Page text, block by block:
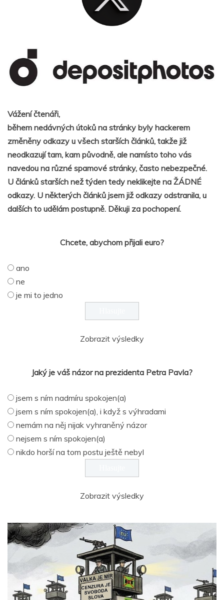
Vážení čtenáři,
během nedávných útoků na stránky byly hackerem
změněny odkazy u všech starších článků, takže již
neodkazují tam, kam původně, ale namísto toho vás
navedou na různé spamové stránky, často nebezpečné.
U článků starších než týden tedy neklikejte na ŽÁDNÉ
odkazy. U některých článků jsem již odkazy odstranila, u
dalších to udělám postupně. Děkuji za pochopení.
Chcete, abychom přijali euro?
ano
ne
je mi to jedno
Zobrazit výsledky
Jaký je váš názor na prezidenta Petra Pavla?
jsem s ním nadmíru spokojen(a)
jsem s ním spokojen(a), i když s výhradami
nemám na něj nijak vyhraněný názor
nejsem s ním spokojen(a)
nikdo horší na tom postu ještě nebyl
Zobrazit výsledky